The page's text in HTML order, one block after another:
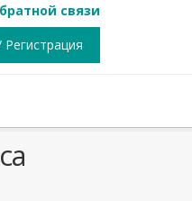
связи